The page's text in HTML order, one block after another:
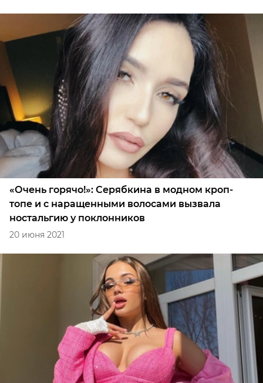
«Очень горячо!»: Серябкина в модном кроп-
топе и с наращенными волосами вызвала
ностальгию у поклонников
20 июня 2021